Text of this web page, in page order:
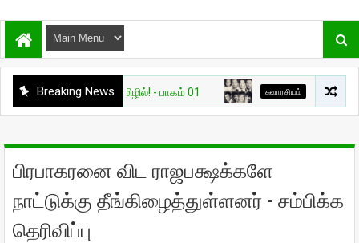
Breaking News
அறிவோம் தமிழில்! - பாகம் 01 சுவாரசியம் 🔥 உலகை மாற்றிய
பிரபாகரனை விட ராஜபக்ஷக்களே
நாட்டுக்கு தீங்கிழைத்துள்ளனர் - சம்பிக்க
தெரிவிப்பு